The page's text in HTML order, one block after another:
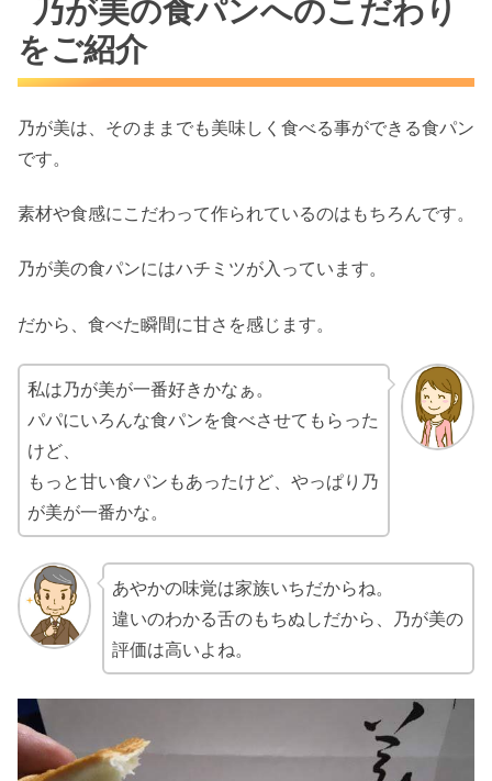
乃が美の食パンへのこだわり
をご紹介
乃が美は、そのままでも美味しく食べる事ができる食パン
です。
素材や食感にこだわって作られているのはもちろんです。
乃が美の食パンにはハチミツが入っています。
だから、食べた瞬間に甘さを感じます。
私は乃が美が一番好きかなぁ。
パパにいろんな食パンを食べさせてもらった
けど、
もっと甘い食パンもあったけど、やっぱり乃
が美が一番かな。
あやかの味覚は家族いちだからね。
違いのわかる舌のもちぬしだから、乃が美の
評価は高いよね。